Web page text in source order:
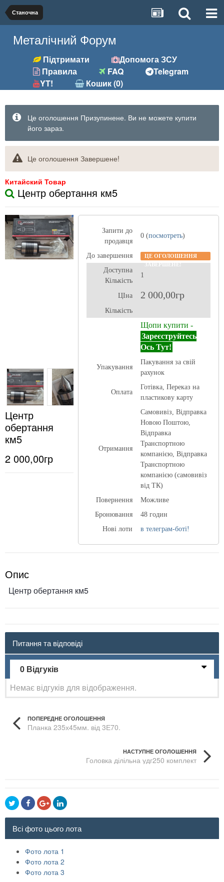
Станочна
Металічний Форум
Підтримати
Допомога ЗСУ
Правила
FAQ
Telegram
YT!
Кошик (0)
Це оголошення Призупинене. Ви не можете купити
його зараз.
Це оголошення Завершене!
Китайский Товар
Центр обертання км5
Центр
обертання
км5
2 000,00гр
Запити до
продавця
0 (посмотреть)
До завершення
ЦЕ ОГОЛОШЕННЯ
ЗАВЕРШЕНЕ!
Доступна
Кількість
1
ЦІна 2 000,00гр
Кількість
Щопи купити -
Зареєструйтесь
Ось Тут!
Упакування
Пакування за свій
рахунок
Оплата
Готівка, Переказ на
пластикову карту
Отримання
Самовивіз, Відправка
Новою Поштою,
Відправка
Транспортною
компанією, Відправка
Транспортною
компанією (самовивіз
від ТК)
Повернення
Можливе
Бронювання
48 годин
Нові лоти
в телеграм-боті!
Опис
Центр обертання км5
Питання та відповіді
0 Відгуків
Немає відгуків для відображення.
ПОПЕРЕДНЕ ОГОЛОШЕННЯ
Планка 235х45мм. від 3Е70.
НАСТУПНЕ ОГОЛОШЕННЯ
Головка ділільна удг250 комплект
Всі фото цього лота
Фото лота 1
Фото лота 2
Фото лота 3